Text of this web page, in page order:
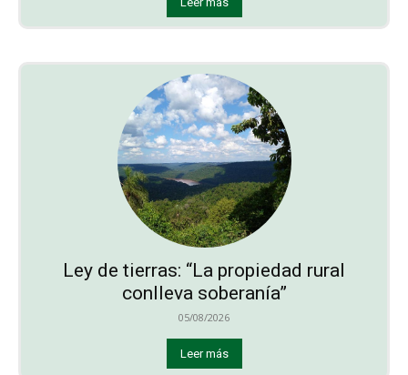
Ley de tierras: “La propiedad rural
conlleva soberanía”
05/08/2026
Leer más